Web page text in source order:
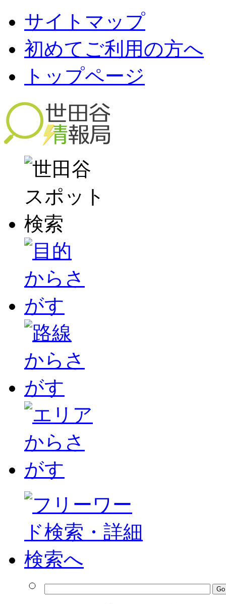
サイトマップ
初めてご利用の方へ
トップページ